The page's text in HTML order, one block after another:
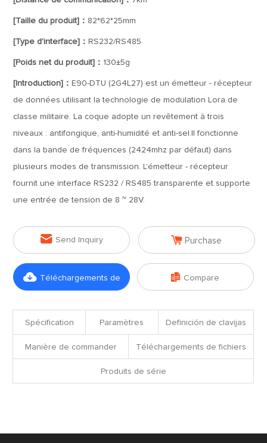
[Taille du produit]： 82*62*25mm
[Type d'interface]： RS232/RS485
[Poids net du produit]： 130±5g
[Introduction]： E90-DTU (2G4L27) est un émetteur - récepteur
de données utilisant la technologie de modulation Lora de
classe militaire. La coque adopte un revêtement à trois
niveaux : antifongique, anti-humidité et anti-sel.Il fonctionne
dans la bande de fréquences (2424mhz par défaut) dans
plusieurs modes de transmission. L'émetteur - récepteur
fournit une interface RS232 / RS485 transparente et supporte
une entrée de tension de 8 ~ 28V.
 Send Inquiry  Purchase
 Téléchargements de  Compare
Spécification Paramètres Definición de clavijas
Manière de commander Téléchargements de fichiers
Produits de série